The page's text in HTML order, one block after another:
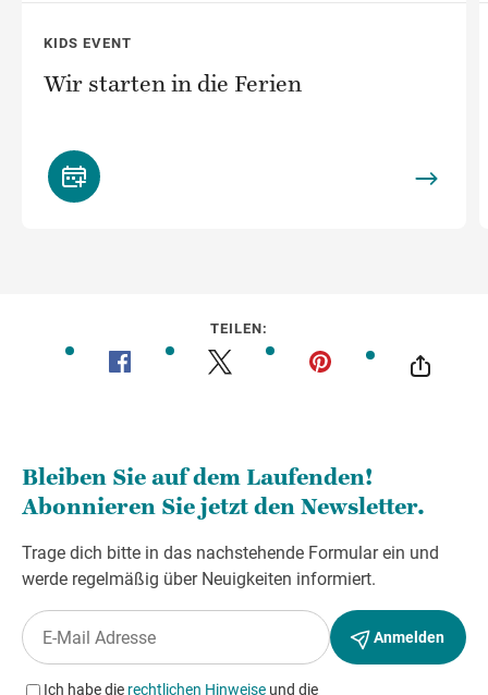
KIDS EVENT
Wir starten in die Ferien
TEILEN: